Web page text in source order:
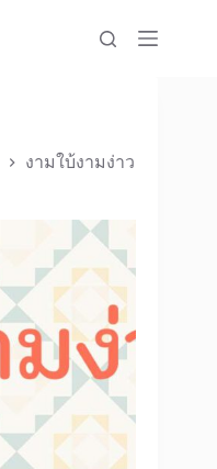
งามใบ้งามง่าว